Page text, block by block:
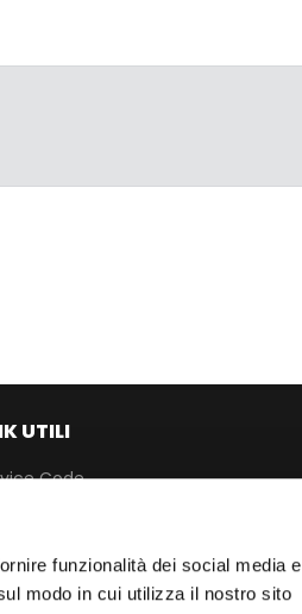
funzionalità dei social media e
modo in cui utilizza il nostro sito
UTILI
Code
Diagnostica
IDC6